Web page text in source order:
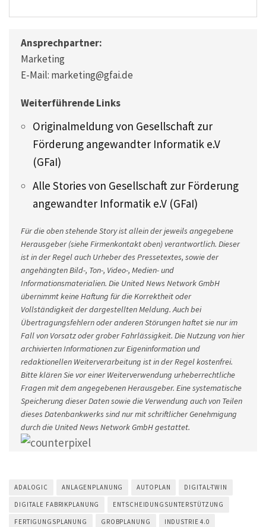
Ansprechpartner:
Marketing
E-Mail: marketing@gfai.de
Weiterführende Links
Originalmeldung von Gesellschaft zur
Förderung angewandter Informatik e.V
(GFaI)
Alle Stories von Gesellschaft zur Förderung
angewandter Informatik e.V (GFaI)
Für die oben stehende Story ist allein der jeweils angegebene
Herausgeber (siehe Firmenkontakt oben) verantwortlich. Dieser
ist in der Regel auch Urheber des Pressetextes, sowie der
angehängten Bild-, Ton-, Video-, Medien- und
Informationsmaterialien. Die United News Network GmbH
übernimmt keine Haftung für die Korrektheit oder
Vollständigkeit der dargestellten Meldung. Auch bei
Übertragungsfehlern oder anderen Störungen haftet sie nur im
Fall von Vorsatz oder grober Fahrlässigkeit. Die Nutzung von hier
archivierten Informationen zur Eigeninformation und
redaktionellen Weiterverarbeitung ist in der Regel kostenfrei.
Bitte klären Sie vor einer Weiterverwendung urheberrechtliche
Fragen mit dem angegebenen Herausgeber. Eine systematische
Speicherung dieser Daten sowie die Verwendung auch von Teilen
dieses Datenbankwerks sind nur mit schriftlicher Genehmigung
durch die United News Network GmbH gestattet.
ADALOGIC ANLAGENPLANUNG AUTOPLAN DIGITAL-TWIN
DIGITALE FABRIKPLANUNG ENTSCHEIDUNGSUNTERSTÜTZUNG
FERTIGUNGSPLANUNG GROBPLANUNG INDUSTRIE 4.0